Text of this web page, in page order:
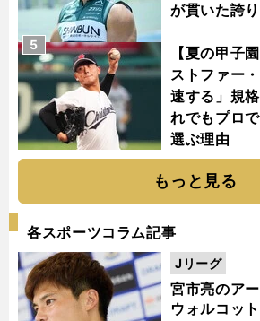
が貫いた誇
【夏の甲子
ストファー
速する」規
れでもプロ
選ぶ理由
5
もっと見る
各スポーツコラム記事
宮市亮のア
ウォルコッ
Jリーグ